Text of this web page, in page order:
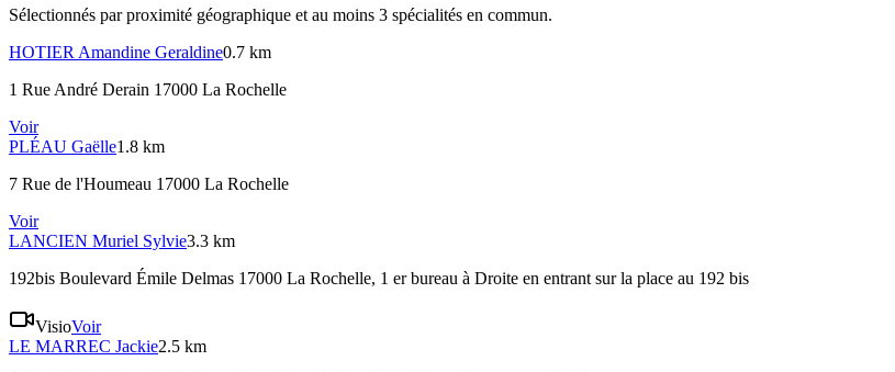
Sélectionnés par proximité géographique et au moins 3 spécialités en commun.
HOTIER Amandine Geraldine0.7 km
1 Rue André Derain 17000 La Rochelle
Voir
PLÉAU Gaëlle1.8 km
7 Rue de l'Houmeau 17000 La Rochelle
Voir
LANCIEN Muriel Sylvie3.3 km
192bis Boulevard Émile Delmas 17000 La Rochelle, 1 er bureau à Droite en entrant sur la place au 192 bis
VisioVoir
LE MARREC Jackie2.5 km